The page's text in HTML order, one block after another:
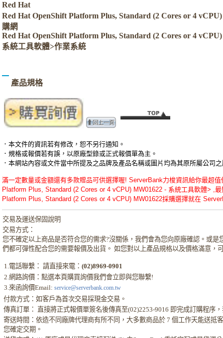
Red Hat
Red Hat OpenShift Platform Plus, Standard (2 Cores or 4
購網
Red Hat OpenShift Platform Plus, Standard (2 Cores or 4
系統工具軟體>作業系統
產品規格
．本文件的資訊若有修改，恕不另行通知。
．規格或報價若有誤，以原廠型錄或正式報價單為主。
．本網站內容或文件當中所提及之品牌及產品名稱或圖片均為其原所屬公司
滿一定數量或金額還有多款贈品可供選擇喔! ServerBank力梭資訊給你最超
Platform Plus, Standard (2 Cores or 4 vCPU) MW01622 - 系統工具軟體> ,
Platform Plus, Standard (2 Cores or 4 vCPU) MW01622採購選擇就在
交易及運送保固說明
交易方式：
您不確定以上商品是否符合您的需求?沒關係，我們會為您向原廠確認。或
們都可彈性配合您的需要報價及出貨。 如您對以上產品規格以及價格滿意，
1.電話聯繫： 請直接來電：(02)8969-0901
2.網路詢價：點選本頁購買詢價我們會立即與您聯繫!
3.來函詢價Email: service@serverbank.com.tw
付款方式：如客戶為首次交易採現金交易。
傳真訂單： 直接將正式報價單簽名後傳真至(02)2253-9016 即完成訂購程序
寄送時間：依造不同廠牌代理商有所不同，大多數商品於 7 個工作天能送抵
您確定交期。